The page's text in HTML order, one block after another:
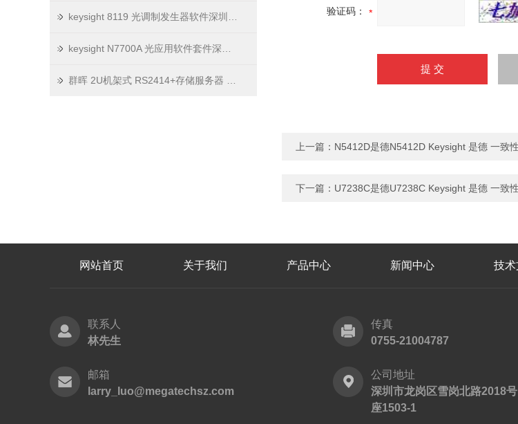
验证码：
上一篇： N5412D是德N5412D Keysight 是德 一致
下一篇： U7238C是德U7238C Keysight 是德 一致
网站首页 关于我们 产品中心 新闻中心 技
联系人
林先生
传真
0755-21004787
邮箱
larry_luo@megatechsz.com
公司地址
深圳市龙岗区雪岗北路2018
座1503-1